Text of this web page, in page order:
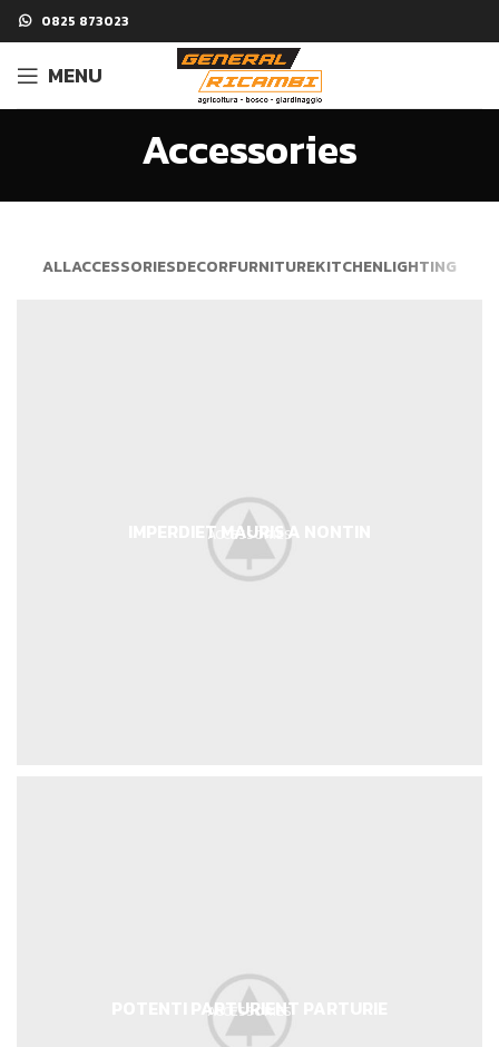
0825 873023
MENU
Accessories
ALLACCESSORIESDECORFURNITUREKITCHENLIGHTING
ACCESSORIES
IMPERDIET MAURIS A NONTIN
ACCESSORIES
POTENTI PARTURIENT PARTURIE